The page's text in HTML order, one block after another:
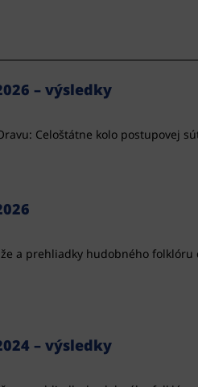
– výsledky
Celoštátne kolo postupovej
a prehliadky hudobného
– výsledky